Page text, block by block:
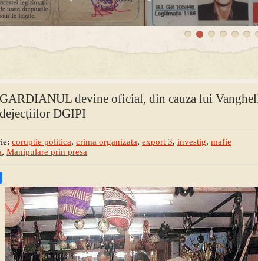
GARDIANUL devine oficial, din cauza lui
dejecţiilor DGIPI
coruptie politica, crima organizata, export 3, investig, mafie
, Manipulare prin presa